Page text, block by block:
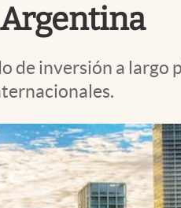
de inversión a largo